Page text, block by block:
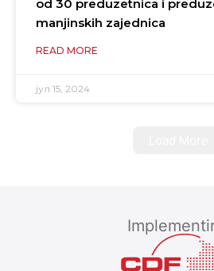
od 30 preduzetnica i
manjinskih zajednica
READ MORE
јул 15, 2024